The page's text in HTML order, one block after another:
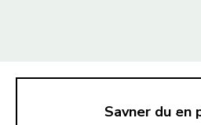
Savner du en